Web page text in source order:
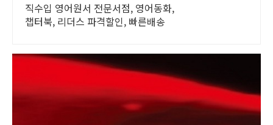
직수입 영어원서 전문서점, 영어동화,
챕터북, 리더스 파격할인, 빠른배송